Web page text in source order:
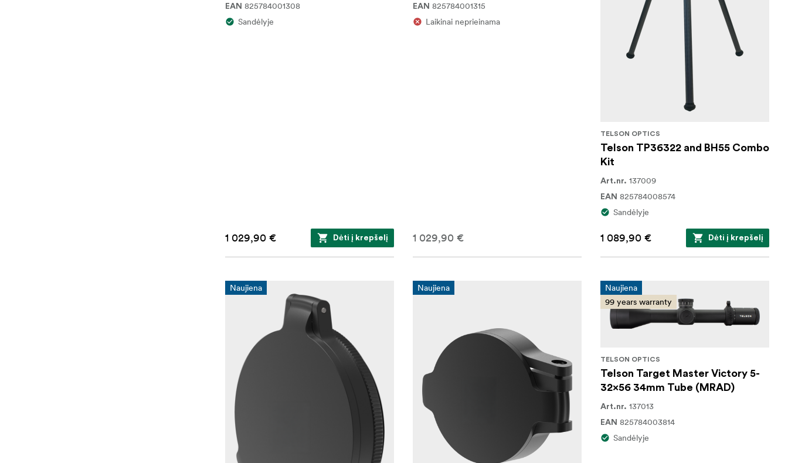
EAN 825784001308
Sandėlyje
1 029,90 € Dėti į krepšelį
EAN 825784001315
Laikinai neprieinama
1 029,90 €
TELSON OPTICS
Telson TP36322 and BH55 Combo
Kit
Art.nr. 137009
EAN 825784008574
Sandėlyje
1 089,90 € Dėti į krepšelį
Naujiena Naujiena
Naujiena
99 years warranty
TELSON OPTICS
Telson Target Master Victory 5-
32x56 34mm Tube (MRAD)
Art.nr. 137013
EAN 825784003814
Sandėlyje